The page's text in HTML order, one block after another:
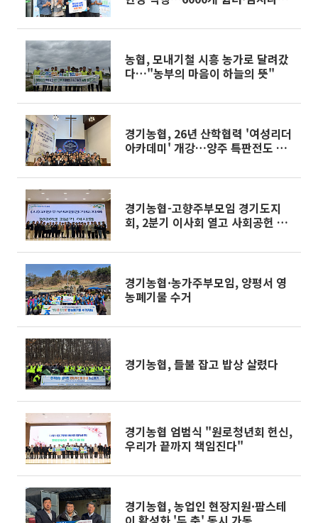
농협, 모내기철 시흥 농가로 달려갔
다…"농부의 마음이 하늘의 뜻"
경기농협, 26년 산학협력 '여성리더
아카데미' 개강…양주 특판전도 가
경기농협-고향주부모임 경기도지
회, 2분기 이사회 열고 사회공헌 활
경기농협·농가주부모임, 양평서 영
농폐기물 수거
경기농협, 들불 잡고 밥상 살렸다
경기농협 엄범식 "원로청년회 헌신,
우리가 끝까지 책임진다"
경기농협, 농업인 현장지원·팜스테